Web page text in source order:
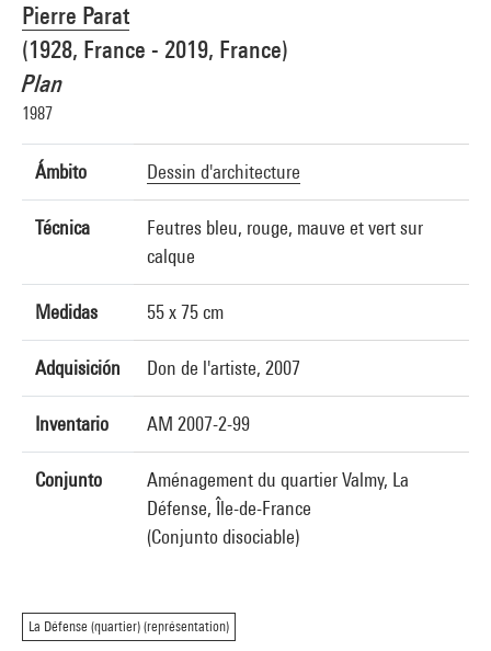
Pierre Parat
(1928, France - 2019, France)
Plan
1987
Ámbito Dessin d'architecture
Técnica
Feutres bleu, rouge, mauve et vert sur
calque
Medidas 55 x 75 cm
Adquisición Don de l'artiste, 2007
Inventario AM 2007-2-99
Conjunto
Aménagement du quartier Valmy, La
Défense, Île-de-France
(Conjunto disociable)
La Défense (quartier) (représentation)
Créditos fotográficos : Centre Pompidou, MNAM-CCI/Georges Meguerditchian/Dist.
GrandPalaisRmn
Referencia de la imagen : 4N22881
Difusión de la imagen :